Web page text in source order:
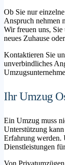
Ob Sie nur
Anspruch nehmen
Wir freuen uns, Sie
neues Zuhause
Kontaktieren Sie
unverbindliches
Ihr Umzug
Ein Umzug muss
Unterstützung
Erfahrung werden.
Dienstleistungen
Von